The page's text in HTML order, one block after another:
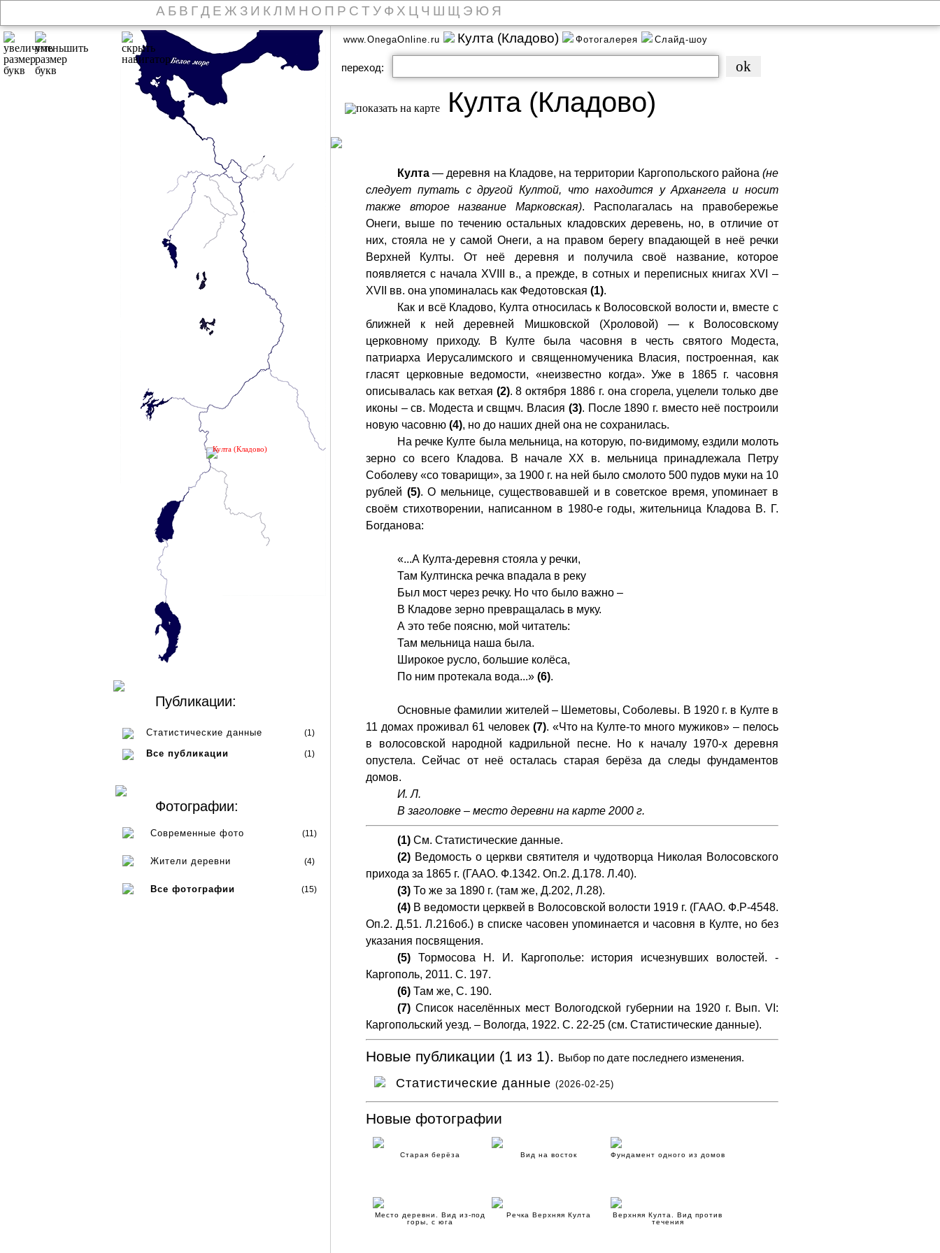
А Б В ГД Е Ж З И К Л М Н О П Р С Т У Ф Х Ц Ч Ш Щ Э Ю Я
Култа (Кладово)
Публикации:
Статистические данные (1)
Все публикации (1)
Фотографии:
Современные фото (11)
Жители деревни (4)
Все фотографии (15)
www.OnegaOnline.ru Култа (Кладово) Фотогалерея Слайд-шоу
переход:
Култа (Кладово)
Култа — деревня на Кладове, на территории Каргопольского района (не
следует путать с другой Култой, что находится у Архангела и носит
также второе название Марковская). Располагалась на правобережье
Онеги, выше по течению остальных кладовских деревень, но, в отличие от
них, стояла не у самой Онеги, а на правом берегу впадающей в неё речки
Верхней Култы. От неё деревня и получила своё название, которое
появляется с начала XVIII в., а прежде, в сотных и переписных книгах XVI –
XVII вв. она упоминалась как Федотовская (1).
Как и всё Кладово, Култа относилась к Волосовской волости и, вместе с
ближней к ней деревней Мишковской (Хроловой) — к Волосовскому
церковному приходу. В Култе была часовня в честь святого Модеста,
патриарха Иерусалимского и священномученика Власия, построенная, как
гласят церковные ведомости, «неизвестно когда». Уже в 1865 г. часовня
описывалась как ветхая (2). 8 октября 1886 г. она сгорела, уцелели только две
иконы – св. Модеста и свщмч. Власия (3). После 1890 г. вместо неё построили
новую часовню (4), но до наших дней она не сохранилась.
На речке Култе была мельница, на которую, по-видимому, ездили молоть
зерно со всего Кладова. В начале XX в. мельница принадлежала Петру
Соболеву «со товарищи», за 1900 г. на ней было смолото 500 пудов муки на 10
рублей (5). О мельнице, существовавшей и в советское время, упоминает в
своём стихотворении, написанном в 1980-е годы, жительница Кладова В. Г.
Богданова:
«...А Култа-деревня стояла у речки,
Там Култинска речка впадала в реку
Был мост через речку. Но что было важно –
В Кладове зерно превращалась в муку.
А это тебе поясню, мой читатель:
Там мельница наша была.
Широкое русло, большие колёса,
По ним протекала вода...» (6).
Основные фамилии жителей – Шеметовы, Соболевы. В 1920 г. в Култе в
11 домах проживал 61 человек (7). «Что на Култе-то много мужиков» – пелось
в волосовской народной кадрильной песне. Но к началу 1970-х деревня
опустела. Сейчас от неё осталась старая берёза да следы фундаментов
домов.
И. Л.
В заголовке – место деревни на карте 2000 г.
(1) См. Статистические данные.
(2) Ведомость о церкви святителя и чудотворца Николая Волосовского
прихода за 1865 г. (ГААО. Ф.1342. Оп.2. Д.178. Л.40).
(3) То же за 1890 г. (там же, Д.202, Л.28).
(4) В ведомости церквей в Волосовской волости 1919 г. (ГААО. Ф.Р-4548.
Оп.2. Д.51. Л.216об.) в списке часовен упоминается и часовня в Култе, но без
указания посвящения.
(5) Тормосова Н. И. Каргополье: история исчезнувших волостей. -
Каргополь, 2011. С. 197.
(6) Там же, С. 190.
(7) Список населённых мест Вологодской губернии на 1920 г. Вып. VI:
Каргопольский уезд. – Вологда, 1922. С. 22-25 (см. Статистические данные).
Новые публикации (1 из 1). Выбор по дате последнего изменения.
Статистические данные (2026-02-25)
Новые фотографии
Старая берёза Вид на восток Фундамент одного из домов
Место деревни. Вид из-под
горы, с юга
Речка Верхняя Култа
Верхняя Култа. Вид против
течения